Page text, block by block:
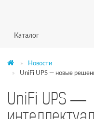
Каталог
Новости
UniFi UPS — новые
UniFi UPS —